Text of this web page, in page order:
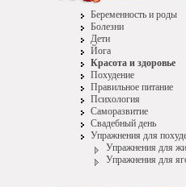
Беременность и роды
Болезни
Дети
Йога
Красота и здоровье
Похудение
Правильное питание
Психология
Саморазвитие
Свадебный день
Упражнения для
Упражнения для
Упражнения для